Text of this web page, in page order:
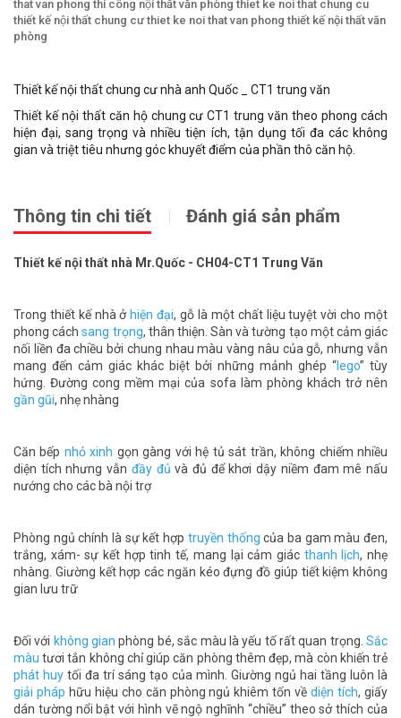
that van phong thi công nội thất văn phòng thiet ke noi that chung cu
thiết kế nội thất chung cư thiet ke noi that van phong thiết kế nội thất văn
phòng
Thiết kế nội thất chung cư nhà anh Quốc _ CT1 trung văn
Thiết kế nội thất căn hộ chung cư CT1 trung văn theo phong cách
hiện đại, sang trọng và nhiều tiện ích, tận dụng tối đa các không
gian và triệt tiêu nhưng góc khuyết điểm của phần thô căn hộ.
Thông tin chi tiết Đánh giá sản phẩm
Thiết kế nội thất nhà Mr.Quốc - CH04-CT1 Trung Văn
Trong thiết kế nhà ở hiện đại, gỗ là một chất liệu tuyệt vời cho một
phong cáchsang trọng, thân thiện. Sàn và tường tạo một cảm giác
nối liền đa chiều bởi chung nhau màu vàng nâu của gỗ, nhưng vẫn
mang đến cảm giác khác biệt bởi những mảnh ghép “lego” tùy
hứng. Đường cong mềm mại của sofa làm phòng khách trở nên
gần gũi, nhẹ nhàng
Căn bếp nhỏ xinh gọn gàng với hệ tủ sát trần, không chiếm nhiều
diện tích nhưng vẫn đầy đủ và đủ để khơi dậy niềm đam mê nấu
nướng cho các bà nội trợ
Phòng ngủ chính là sự kết hợp truyền thống của ba gam màu đen,
trắng, xám- sự kết hợp tinh tế, mang lại cảm giác thanh lịch, nhẹ
nhàng. Giường kết hợp các ngăn kéo đựng đồ giúp tiết kiệm không
gian lưu trữ
Đối với không gian phòng bé, sắc màu là yếu tố rất quan trọng.Sắc
màu tươi tắn không chỉ giúp căn phòng thêm đẹp, mà còn khiến trẻ
phát huy tối đa trí sáng tạo của mình. Giường ngủ hai tầng luôn là
giải pháp hữu hiệu cho căn phòng ngủ khiêm tốn vềdiện tích, giấy
dán tường nổi bật với hình vẽ ngộ nghĩnh “chiều” theo sở thích của